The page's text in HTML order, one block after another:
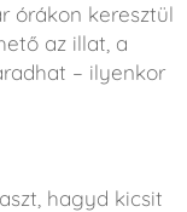
órákon keresztül
az illat, a
– ilyenkor
hagyd kicsit